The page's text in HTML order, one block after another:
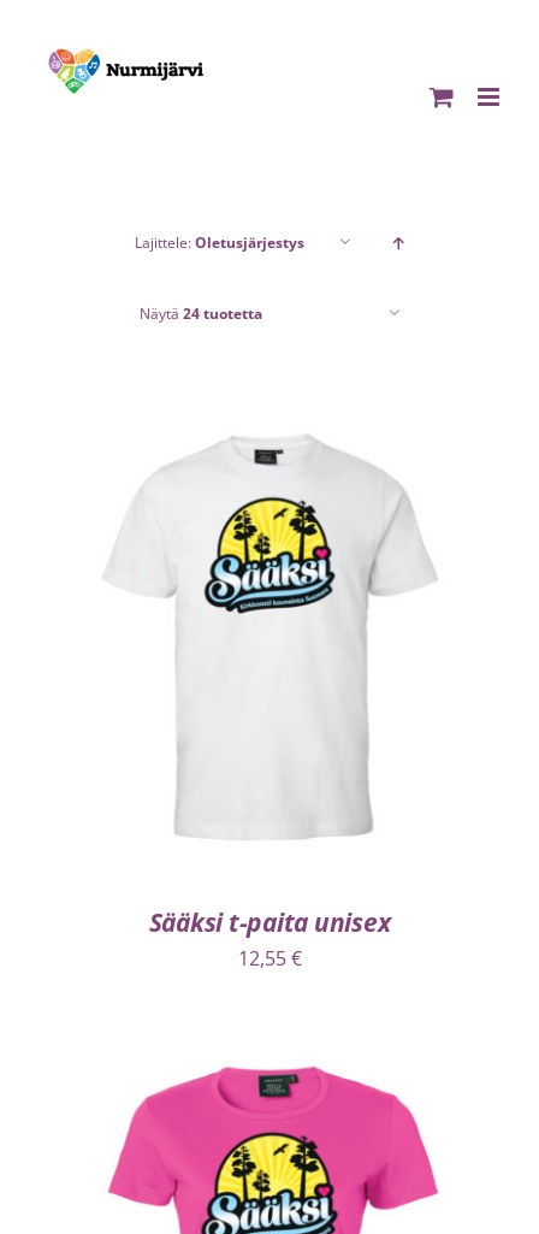
content
Lajittele:Oletusjärjestys
Näytä 24 tuotetta
Sääksi t-paita unisex
12,55€